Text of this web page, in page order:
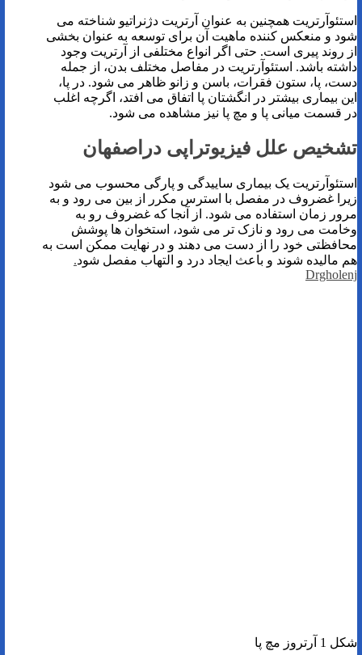
استئوآرتریت همچنین به عنوان آرتریت دژنراتیو شناخته می
شود و منعکس کننده ماهیت آن برای توسعه به عنوان بخشی
از روند پیری است. حتی اگر انواع مختلفی از آرتریت وجود
داشته باشد. استئوآرتریت در مفاصل مختلف بدن، از جمله
دست، پا، ستون فقرات، باسن و زانو ظاهر می شود. در پا،
این بیماری بیشتر در انگشتان پا اتفاق می افتد، اگرچه اغلب
در قسمت میانی پا و مچ پا نیز مشاهده می شود.
تشخیص علل فیزیوتراپی دراصفهان
استئوآرتریت یک بیماری ساییدگی و پارگی محسوب می شود
زیرا غضروف در مفصل با استرس مکرر از بین می رود و به
مرور زمان استفاده می شود. از آنجا که غضروف رو به
وخامت می رود و نازک تر می شود، استخوان ها پوشش
محافظتی خود را از دست می دهند و در نهایت ممکن است به
هم مالیده شوند و باعث ایجاد درد و التهاب مفصل شود.
Drgholenj
شکل 1 آرتروز مچ پا